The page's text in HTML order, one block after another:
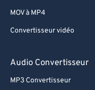
MOV à MP4
Convertisseur vidéo
Audio Convertisseur
MP3 Convertisseur